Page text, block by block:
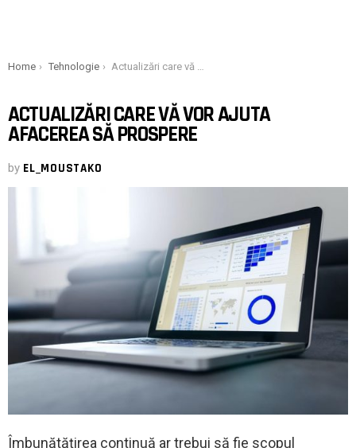
You are here:
Home Tehnologie Actualizări care vă vor ajuta afacerea să prospere
ACTUALIZĂRI CARE VĂ VOR AJUTA
AFACEREA SĂ PROSPERE
by EL_MOUSTAKO
Îmbunătățirea continuă ar trebui să fie scopul